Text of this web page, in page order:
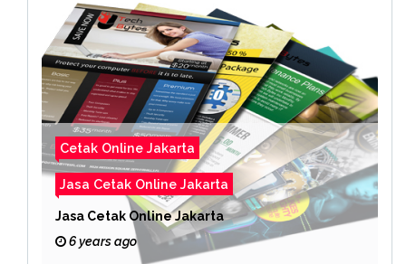
Cetak Online Jakarta
Jasa Cetak Online Jakarta
Jasa Cetak Online Jakarta
6 years ago